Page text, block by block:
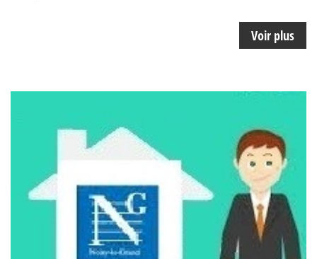
Voir plus